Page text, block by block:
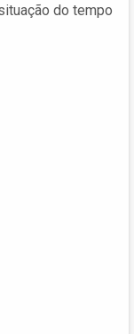
do tempo